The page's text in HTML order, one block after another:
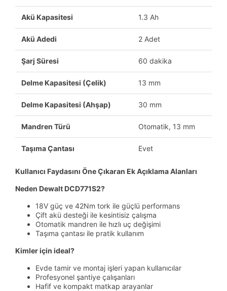
Akü Kapasitesi 1.3 Ah
Akü Adedi 2 Adet
Şarj Süresi 60 dakika
Delme Kapasitesi (Çelik) 13 mm
Delme Kapasitesi (Ahşap) 30 mm
Mandren Türü Otomatik, 13 mm
Taşıma Çantası Evet
Kullanıcı Faydasını Öne Çıkaran Ek Açıklama Alanları
Neden Dewalt DCD771S2?
18V güç ve 42Nm tork ile güçlü performans
Çift akü desteği ile kesintisiz çalışma
Otomatik mandren ile hızlı uç değişimi
Taşıma çantası ile pratik kullanım
Kimler için ideal?
Evde tamir ve montaj işleri yapan kullanıcılar
Profesyonel şantiye çalışanları
Hafif ve kompakt matkap arayanlar